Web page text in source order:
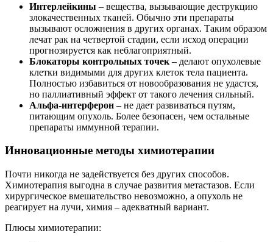
Интерлейкины – вещества, вызывающие деструкцию
злокачественных тканей. Обычно эти препараты
вызывают осложнения в других органах. Таким образом
лечат рак на четвертой стадии, если исход операции
прогнозируется как неблагоприятный.
Блокаторы контрольных точек – делают опухолевые
клетки видимыми для других клеток тела пациента.
Полностью избавиться от новообразования не удастся,
но паллиативный эффект от такого лечения сильный.
Альфа-интерферон – не дает развиваться путям,
питающим опухоль. Более безопасен, чем остальные
препараты иммунной терапии.
Инновационные методы химиотерапии
Почти никогда не задействуется без других способов.
Химиотерапия выгодна в случае развития метастазов. Если
хирургическое вмешательство невозможно, а опухоль не
реагирует на лучи, химия – адекватный вариант.
Плюсы химиотерапии: